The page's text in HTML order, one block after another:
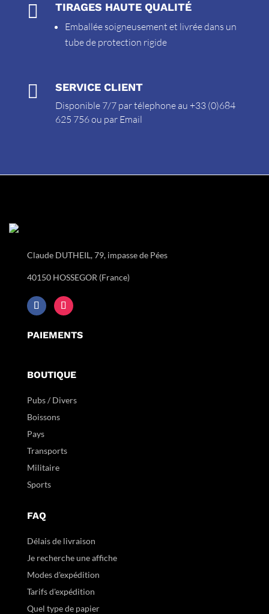
 TIRAGES HAUTE QUALITÉ
Emballée soigneusement et livrée dans un
tube de protection rigide
 SERVICE CLIENT
Disponible 7/7 par télephone au +33 (0)684
625 756 ou par Email
Claude DUTHEIL, 79, impasse de Pées
40150 HOSSEGOR (France)
PAIEMENTS
BOUTIQUE
Pubs / Divers
Boissons
Pays
Transports
Militaire
Sports
FAQ
Délais de livraison
Je recherche une affiche
Modes d'expédition
Tarifs d'expédition
Quel type de papier